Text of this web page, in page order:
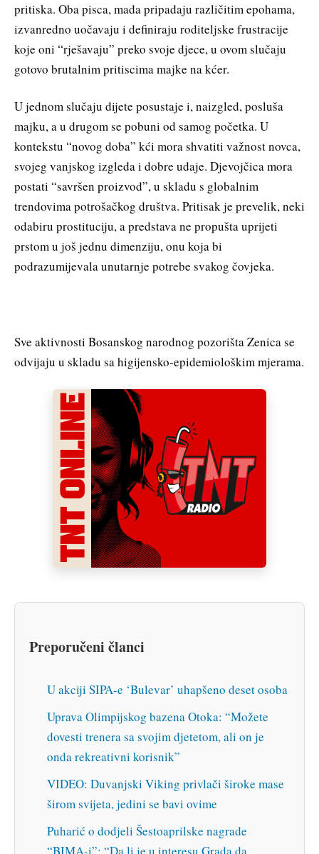
pritiska. Oba pisca, mada pripadaju različitim epohama,
izvanredno uočavaju i definiraju roditeljske frustracije
koje oni “rješavaju” preko svoje djece, u ovom slučaju
gotovo brutalnim pritiscima majke na kćer.
U jednom slučaju dijete posustaje i, naizgled, posluša
majku, a u drugom se pobuni od samog početka. U
kontekstu “novog doba” kći mora shvatiti važnost novca,
svojeg vanjskog izgleda i dobre udaje. Djevojčica mora
postati “savršen proizvod”, u skladu s globalnim
trendovima potrošačkog društva. Pritisak je prevelik, neki
odabiru prostituciju, a predstava ne propušta uprijeti
prstom u još jednu dimenziju, onu koja bi
podrazumijevala unutarnje potrebe svakog čovjeka.
Sve aktivnosti Bosanskog narodnog pozorišta Zenica se
odvijaju u skladu sa higijensko-epidemiološkim mjerama.
Preporučeni članci
U akciji SIPA-e ‘Bulevar’ uhapšeno deset osoba
Uprava Olimpijskog bazena Otoka: “Možete
dovesti trenera sa svojim djetetom, ali on je
onda rekreativni korisnik”
VIDEO: Duvanjski Viking privlači široke mase
širom svijeta, jedini se bavi ovime
Puharić o dodjeli Šestoaprilske nagrade
“BIMA-i”: “Da li je u interesu Grada da